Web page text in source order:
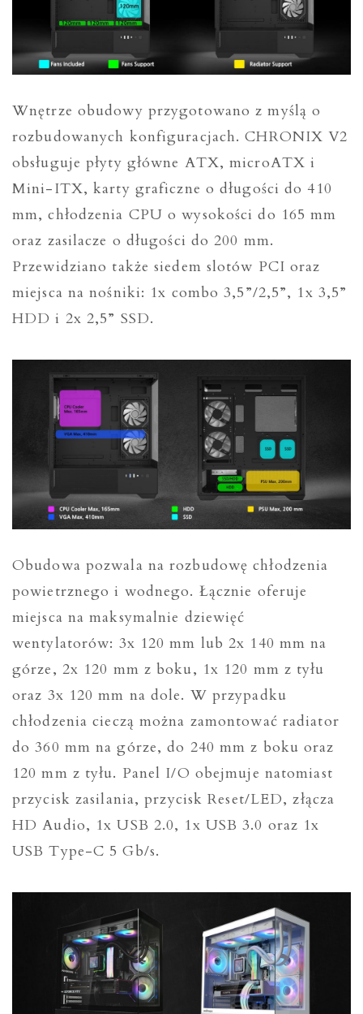
Wnętrze obudowy przygotowano z myślą o
rozbudowanych konfiguracjach. CHRONIX V2
obsługuje płyty główne ATX, microATX i
Mini-ITX, karty graficzne o długości do 410
mm, chłodzenia CPU o wysokości do 165 mm
oraz zasilacze o długości do 200 mm.
Przewidziano także siedem slotów PCI oraz
miejsca na nośniki: 1x combo 3,5”/2,5”, 1x 3,5”
HDD i 2x 2,5” SSD.
Obudowa pozwala na rozbudowę chłodzenia
powietrznego i wodnego. Łącznie oferuje
miejsca na maksymalnie dziewięć
wentylatorów: 3x 120 mm lub 2x 140 mm na
górze, 2x 120 mm z boku, 1x 120 mm z tyłu
oraz 3x 120 mm na dole. W przypadku
chłodzenia cieczą można zamontować radiator
do 360 mm na górze, do 240 mm z boku oraz
120 mm z tyłu. Panel I/O obejmuje natomiast
przycisk zasilania, przycisk Reset/LED, złącza
HD Audio, 1x USB 2.0, 1x USB 3.0 oraz 1x
USB Type-C 5 Gb/s.